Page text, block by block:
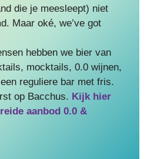
die je meesleept) niet
Maar oké, we’ve got
hebben we bier van
mocktails, 0.0 wijnen,
reguliere bar met fris.
op Bacchus. Kijk hier
aanbod 0.0 &